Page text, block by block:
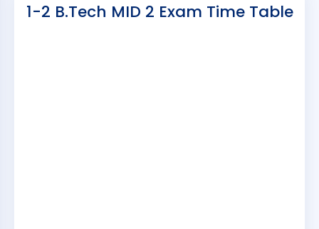
1-2 B.Tech MID 2 Exam Time Table